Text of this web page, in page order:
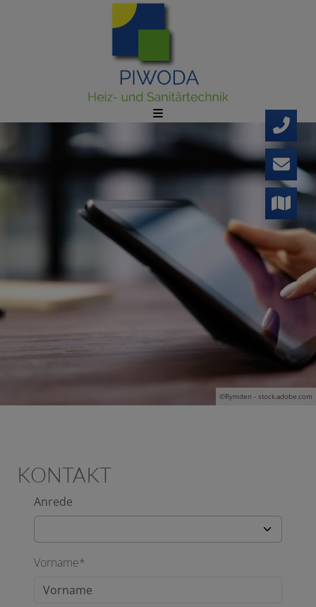
©Rymden - stock.adobe.com
KONTAKT
Anrede
Vorname*